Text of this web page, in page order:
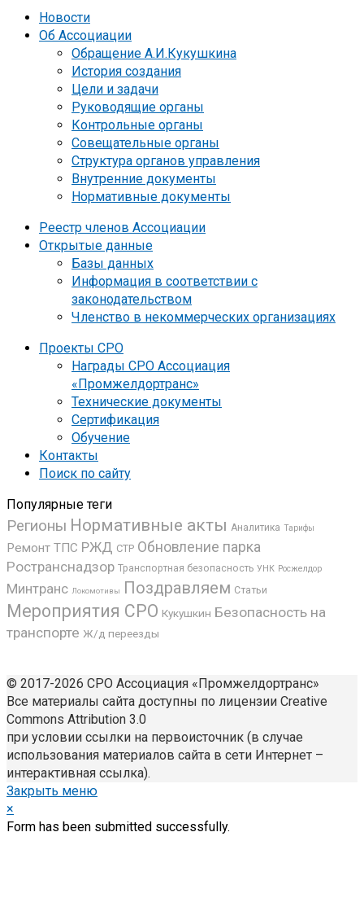
Новости
Об Ассоциации
Обращение А.И.Кукушкина
История создания
Цели и задачи
Руководящие органы
Контрольные органы
Совещательные органы
Структура органов управления
Внутренние документы
Нормативные документы
Реестр членов Ассоциации
Открытые данные
Базы данных
Информация в соответствии с
законодательством
Членство в некоммерческих организациях
Проекты СРО
Награды СРО Ассоциация
«Промжелдортранс»
Технические документы
Сертификация
Обучение
Контакты
Поиск по сайту
Популярные теги
Регионы Нормативные акты Аналитика Тарифы
Ремонт ТПС РЖД СТР Обновление парка
Ространснадзор Транспортная безопасность УНК Росжелдор
Минтранс Локомотивы Поздравляем Статьи
Мероприятия СРО Кукушкин Безопасность на
транспорте Ж/д переезды
© 2017-2026 СРО Ассоциация «Промжелдортранс»
Все материалы сайта доступны по лицензии Creative
Commons Attribution 3.0
при условии ссылки на первоисточник (в случае
использования материалов сайта в сети Интернет –
интерактивная ссылка).
Закрыть меню
×
Form has been submitted successfully.